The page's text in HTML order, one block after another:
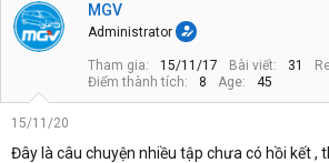
i
d
a
e
MGV
Administrator
Tham gia 15/11/17 Bài viết 31
Điểm thành tích
8 Age 45
15/11/20
Đây là câu chuyện nhiều tập chưa có hồi kết ,